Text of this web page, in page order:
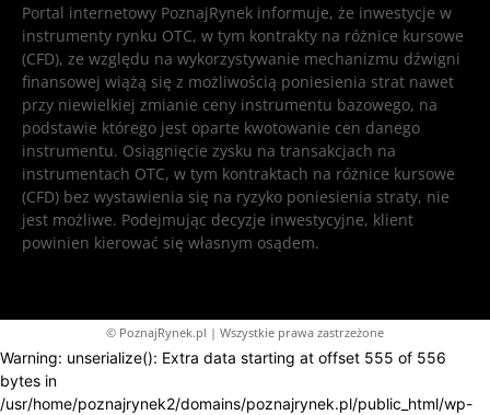
Portal internetowy PoznajRynek informuje, że inwestycje w
instrumenty rynku OTC, w tym kontrakty na różnice kursowe
(CFD), ze względu na wykorzystywanie mechanizmu dźwigni
finansowej wiążą się z możliwością poniesienia strat nawet
przy niewielkiej zmianie ceny instrumentu bazowego, na
podstawie którego jest oparte kwotowanie cen danego
instrumentu. Osiągnięcie zysku na transakcjach na
instrumentach OTC, w tym kontraktach na różnice kursowe
(CFD) bez wystawienia się na ryzyko poniesienia straty, nie
jest możliwe. Podejmując decyzje inwestycyjne, klient
powinien kierować się własnym osądem.
© PoznajRynek.pl | Wszystkie prawa zastrzeżone
Warning: unserialize(): Extra data starting at offset 555 of 556
bytes in
/usr/home/poznajrynek2/domains/poznajrynek.pl/public_html/wp-